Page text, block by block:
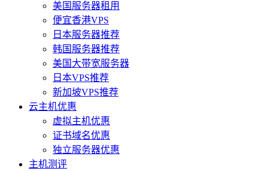
美国服务器租用
便宜香港VPS
日本服务器推荐
韩国服务器推荐
美国大带宽服务器
日本VPS推荐
新加坡VPS推荐
云主机优惠
虚拟主机优惠
证书域名优惠
独立服务器优惠
主机测评